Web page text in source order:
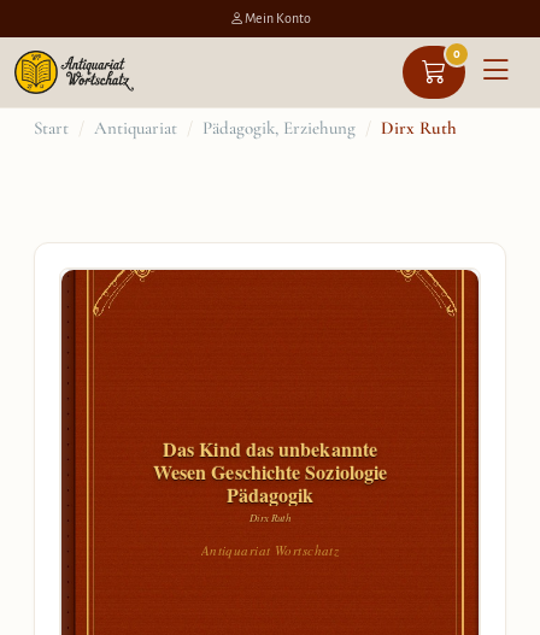
Mein Konto
0
ZumStart / Antiquariat / Pädagogik, Erziehung / Dirx Ruth
Das Kind das unbekannte
Wesen Geschichte Soziologie
Pädagogik
Dirx Ruth
Antiquariat Wortschatz